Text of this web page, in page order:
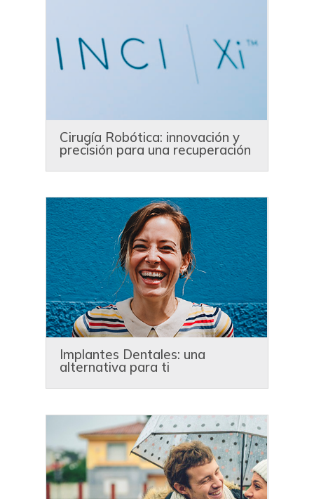
Cirugía Robótica: innovación y
precisión para una recuperación
más rápida
Implantes Dentales: una
alternativa para ti